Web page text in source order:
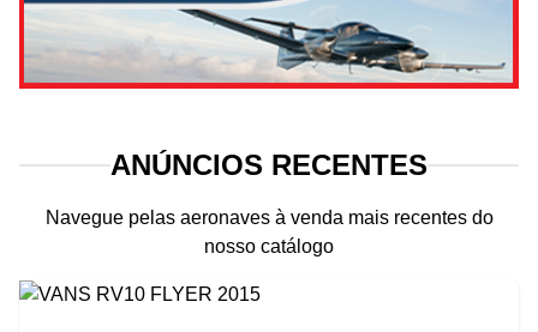
ANÚNCIOS RECENTES
Navegue pelas aeronaves à venda mais recentes do
nosso catálogo